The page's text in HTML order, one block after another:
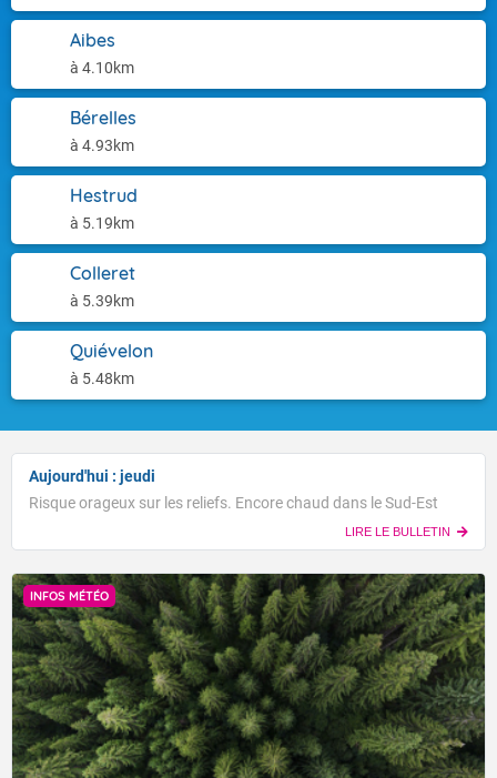
Aibes
à 4.10km
Bérelles
à 4.93km
Hestrud
à 5.19km
Colleret
à 5.39km
Quiévelon
à 5.48km
Aujourd'hui : jeudi
Risque orageux sur les reliefs. Encore chaud dans le Sud-Est
LIRE LE BULLETIN
INFOS MÉTÉO